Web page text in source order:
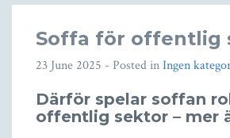
Soffa för offentlig
23 June 2025 - Posted inIngen
Därför spelar soffan
offentlig sektor – mer